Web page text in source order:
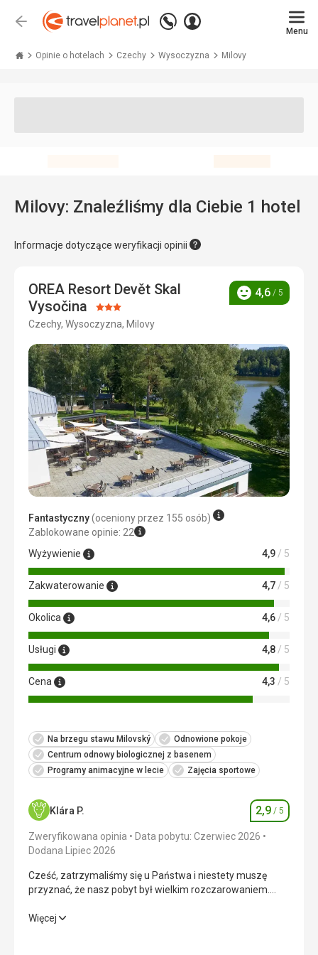
Wstecz
Zadzwoń
+48 71 771 76 55
Zaloguj
Menu
Opinie o hotelach Czechy Wysoczyzna Milovy
Milovy: Znaleźliśmy dla Ciebie 1 hotel
Informacje dotyczące weryfikacji opinii
OREA Resort Devět Skal
Vysočina Ocena:
3/5
Czechy, Wysoczyzna, Milovy
Ocena
4,6 / 5
Fantastyczny(oceniony przez 155 osób)
Zablokowane opinie: 22
Wyżywienie
4,9 / 5
Zakwaterowanie 4,7 / 5
Okolica 4,6 / 5
Usługi 4,8 / 5
Cena 4,3 / 5
Na brzegu stawu Milovský
Odnowione pokoje
Centrum odnowy biologicznej z basenem
Programy animacyjne w lecie
Zajęcia sportowe
Klára P. Ocena
2,9 / 5
Zweryfikowana opinia
Data pobytu: Czerwiec 2026
Dodana Lipiec 2026
Cześć, zatrzymaliśmy się u Państwa i niestety muszę
przyznać, że nasz pobyt był wielkim rozczarowaniem.
muszą dodatkowo płacić za parking. Za cenę pobytu
Cześć, zatrzymaliśmy się u Państwa i niestety muszę
Więcej